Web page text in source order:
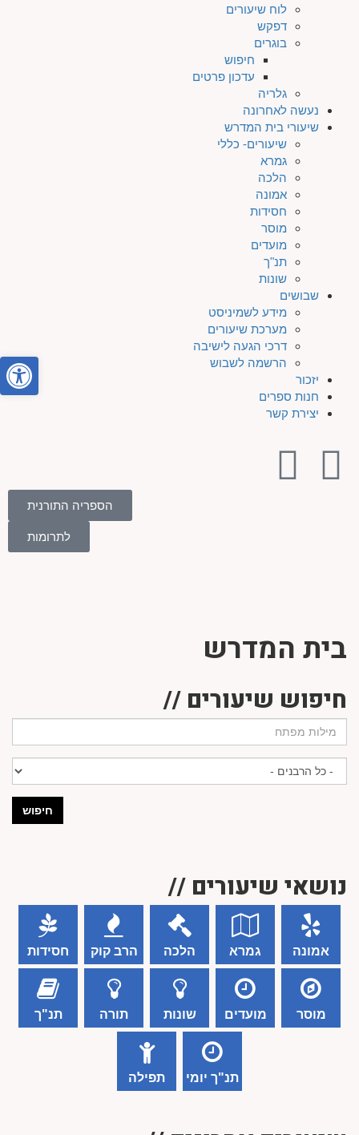
לוח שיעורים
דפקש
בוגרים
חיפוש
עדכון פרטים
גלריה
נעשה לאחרונה
שיעורי בית המדרש
שיעורים- כללי
גמרא
הלכה
אמונה
חסידות
מוסר
מועדים
תנ"ך
שונות
שבושים
מידע לשמיניסט
מערכת שיעורים
דרכי הגעה לישיבה
הרשמה לשבוש
יזכור
חנות ספרים
יצירת קשר
הספריה התורנית
לתרומות
בית המדרש
חיפוש שיעורים //
חיפוש
נושאי שיעורים //
אמונה גמרא הלכה הרב קוק חסידות
מוסר מועדים שונות תורה תנ"ך
תנ"ך יומי תפילה
פתח